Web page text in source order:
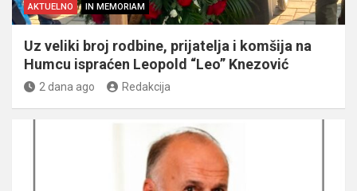
AKTUELNO IN MEMORIAM
Uz veliki broj rodbine, prijatelja i komšija na
Humcu ispraćen Leopold “Leo” Knezović
2 dana ago Redakcija